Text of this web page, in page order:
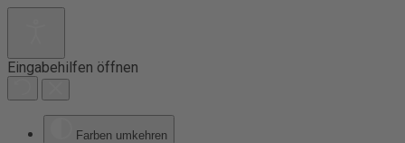
Eingabehilfen öffnen
Farben umkehren